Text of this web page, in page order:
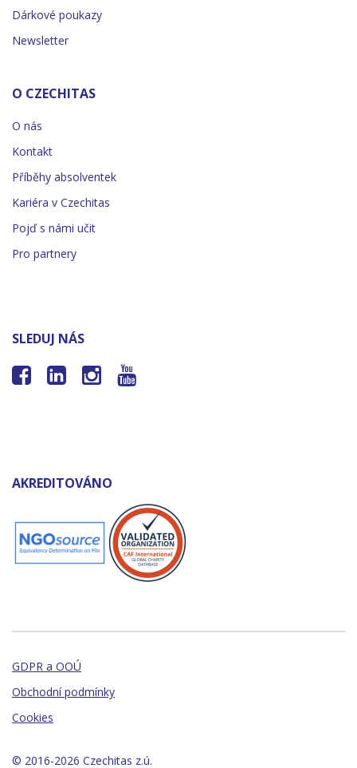
Dárkové poukazy
Newsletter
O CZECHITAS
O nás
Kontakt
Příběhy absolventek
Kariéra v Czechitas
Pojď s námi učit
Pro partnery
SLEDUJ NÁS
   
AKREDITOVÁNO
© 2016-2026 Czechitas z.ú.
GDPR a OOÚ
Obchodní podmínky
Cookies